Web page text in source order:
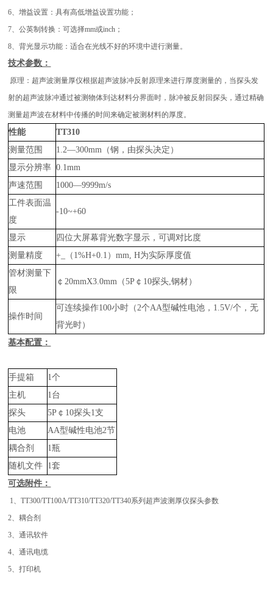
6、增益设置：具有高低增益设置功能；
7、公英制转换：可选择mm或inch；
8、背光显示功能：适合在光线不好的环境中进行测量。
技术参数：
原理：超声波测量厚仪根据超声波脉冲反射原理来进行厚度测量的，当探头发
射的超声波脉冲通过被测物体到达材料分界面时，脉冲被反射回探头，通过精确
测量超声波在材料中传播的时间来确定被测材料的厚度。
性能
TT310
测量范围
1.2—300mm（钢，由探头决定）
显示分辨率 0.1mm
声速范围
1000—9999m/s
工件表面温
度
-10~+60
显示
四位大屏幕背光数字显示，可调对比度
测量精度
+_（1%H+0.1）mm, H为实际厚度值
管材测量下
限
￠20mmX3.0mm（5P￠10探头,钢材）
操作时间
可连续操作100小时（2个AA型碱性电池，1.5V/个，无
背光时）
基本配置：
手提箱
1个
主机
1台
探头
5P￠10探头1支
电池
AA型碱性电池2节
耦合剂
1瓶
随机文件 1套
可选附件：
1、TT300/TT100A/TT310/TT320/TT340系列超声波测厚仪探头参数
2、耦合剂
3、通讯软件
4、通讯电缆
5、打印机